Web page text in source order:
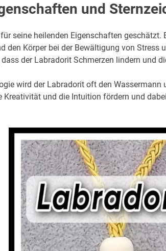
und
seine heilenden Eigenschaften geschätzt.
den Körper bei der Bewältigung von Stress
der Labradorit Schmerzen lindern und
wird der Labradorit oft den Wassermann
Kreativität und die Intuition fördern und